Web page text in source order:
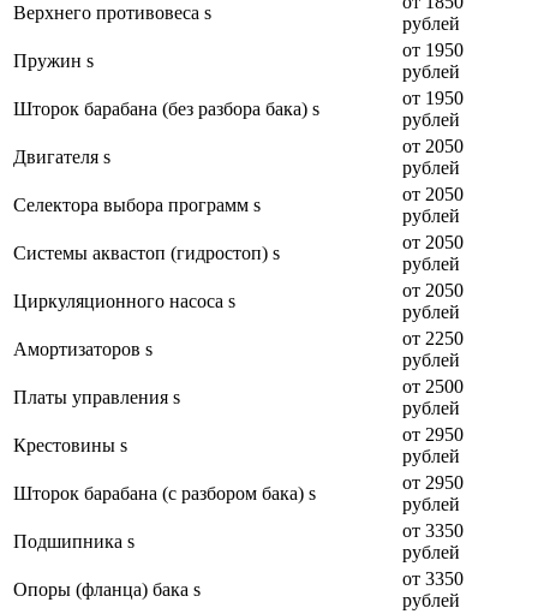
Верхнего противовеса s
рублей
Пружин s
от 1950
рублей
Шторок барабана (без разбора бака) s
от 1950
рублей
Двигателя s
от 2050
рублей
Селектора выбора программ s
от 2050
рублей
Системы аквастоп (гидростоп) s
от 2050
рублей
Циркуляционного насоса s
от 2050
рублей
Амортизаторов s
от 2250
рублей
Платы управления s
от 2500
рублей
Крестовины s
от 2950
рублей
Шторок барабана (с разбором бака) s
от 2950
рублей
Подшипника s
от 3350
рублей
Опоры (фланца) бака s
от 3350
рублей